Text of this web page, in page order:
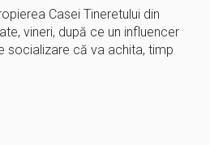
Casei Tineretului din
vineri, după ce un influencer
socializare că va achita, timp